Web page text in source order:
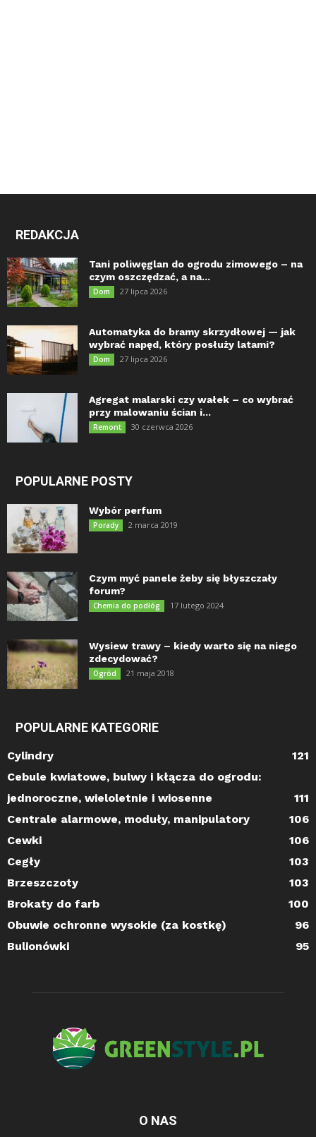
REDAKCJA
Tani poliwęglan do ogrodu zimowego – na
czym oszczędzać, a na...
Dom 27 lipca 2026
Automatyka do bramy skrzydłowej — jak
wybrać napęd, który posłuży latami?
Dom 27 lipca 2026
Agregat malarski czy wałek – co wybrać
przy malowaniu ścian i...
Remont 30 czerwca 2026
POPULARNE POSTY
Wybór perfum
Porady 2 marca 2019
Czym myć panele żeby się błyszczały
forum?
Chemia do podłóg 17 lutego 2024
Wysiew trawy – kiedy warto się na niego
zdecydować?
Ogród 21 maja 2018
POPULARNE KATEGORIE
Cylindry
121
Cebule kwiatowe, bulwy i kłącza do ogrodu:
jednoroczne, wieloletnie i wiosenne
111
Centrale alarmowe, moduły, manipulatory
106
Cewki
106
Cegły
103
Brzeszczoty
103
Brokaty do farb
100
Obuwie ochronne wysokie (za kostkę)
96
Bulionówki
95
O NAS